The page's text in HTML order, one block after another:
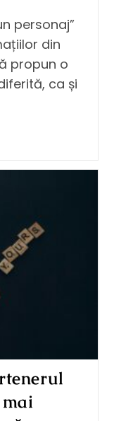
personaj”
din
propun o
ca și